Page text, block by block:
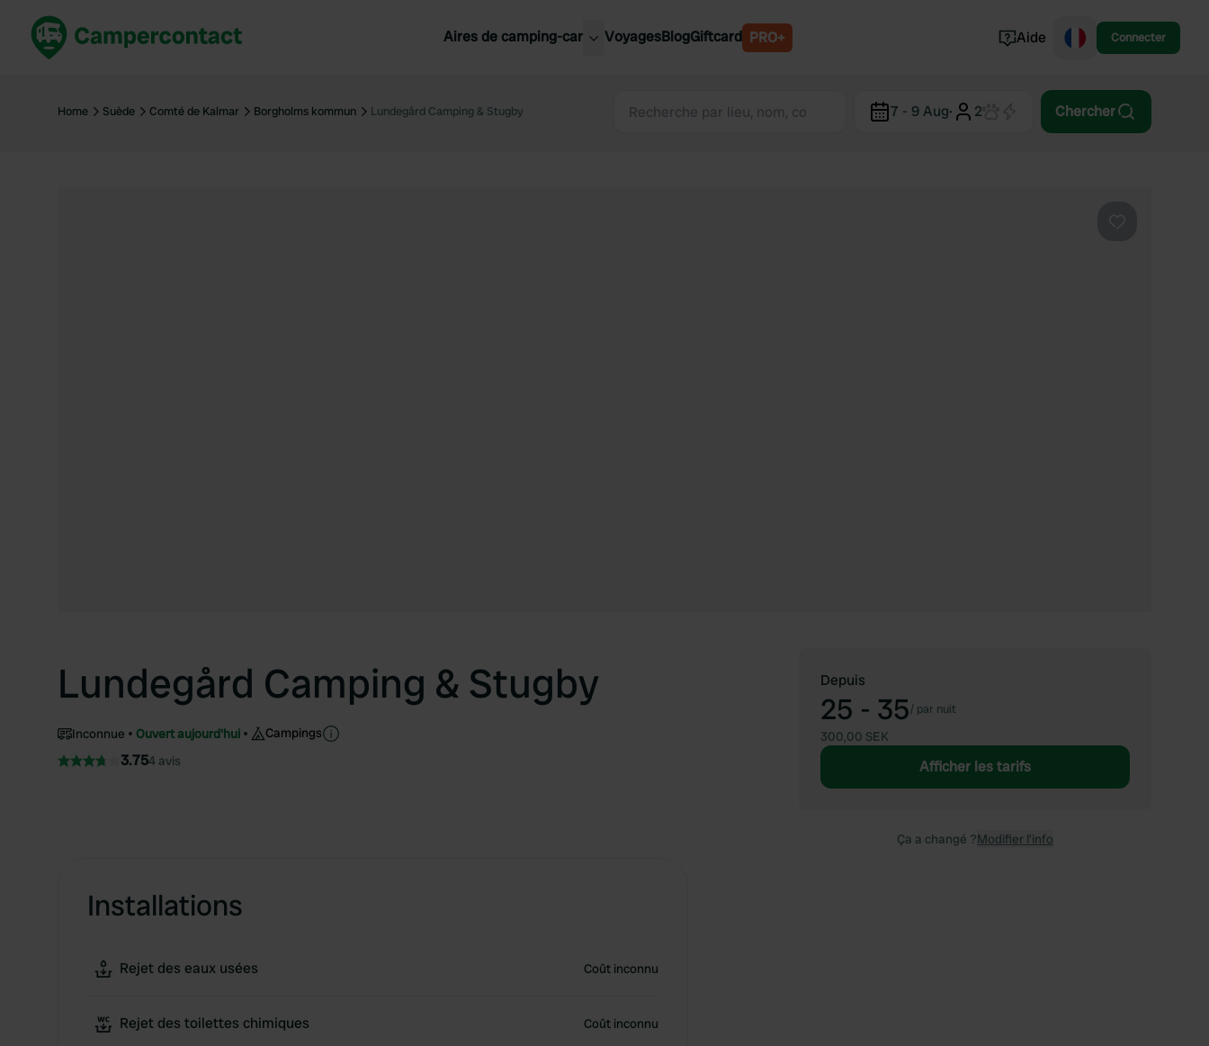
Aires de camping-car
France
France
Slovénie
VoyagesBlogGiftcard PRO+ Aide Connecter
Home Suède Comté de Kalmar Borgholms kommun Lundegård Camping & Stugby 7 - 9 Aug· 2 Chercher
Lundegård Camping & Stugby
Inconnue Ouvert aujourd'hui Campings
3.754 avis
Installations
Rejet des eaux usées Coût inconnu
Rejet des toilettes chimiques Coût inconnu
Depuis
25 - 35/ par nuit
300,00 SEK
Afficher les tarifs
Ça a changé ?Modifier l’info